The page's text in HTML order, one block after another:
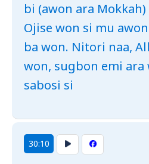
bi (awon ara Mokkah)
Ojise won si mu
ba won. Nitori naa,
won, sugbon emi ara
sabosi si
30:10